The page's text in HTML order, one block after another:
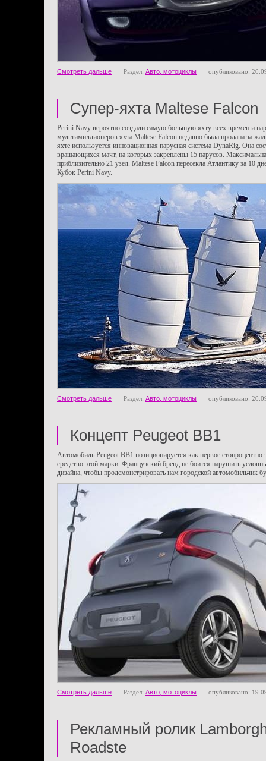
Смотреть дальше Раздел: Авто, мотоциклы опубликовано:
Супер-яхта Maltese Falcon
Perini Navy вероятно создали самую большую яхту всех времен и
мультимиллионеров яхта Maltese Falcon недавно была продана за
яхте используется инновационная парусная система DynaRig. Она
вращающихся мачт, на которых закреплены 15 парусов.
приблизительно 21 узел. Maltese Falcon пересекла Атлантику за 10
Кубок Perini Navy.
Смотреть дальше Раздел: Авто, мотоциклы опубликовано:
Концепт Peugeot BB1
Автомобиль Peugeot BB1 позиционируется как первое стопроцентно
средство этой марки. Французский бренд не боится нарушить
дизайна, чтобы продемонстрировать нам городской автомобильчик
Смотреть дальше Раздел: Авто, мотоциклы опубликовано:
Рекламный ролик
Roadste